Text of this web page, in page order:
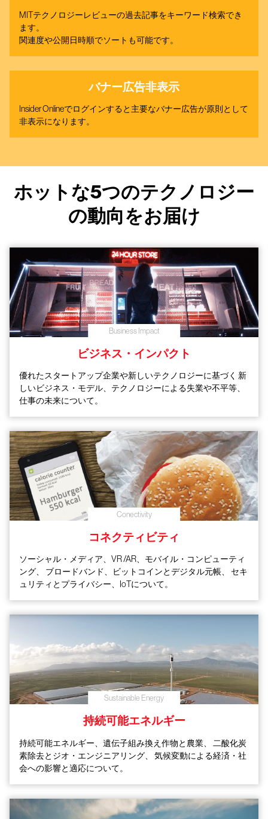
MITテクノロジーレビューの過去記事をキーワード検索でき
ます。
関連度や公開日時順でソートも可能です。
バナー広告非表示
Insider Onlineでログインすると主要なバナー広告が原則として
非表示になります。
ホットな5つのテクノロジー
の動向をお届け
Business Impact
ビジネス・インパクト
優れたスタートアップ企業や新しいテクノロジーに基づく 新
しいビジネス・モデル、テクノロジーによる失業や不平等、
仕事の未来について。
Conectivity
コネクティビティ
ソーシャル・メディア、VR /AR、モバイル・コンピューティ
ング、
ブロードバンド、ビットコインとデジタル元帳、
セキ
ュリティとプライバシー、IoTについて。
Sustainable Energy
持続可能エネルギー
持続可能エネルギー、遺伝子組み換え作物と農業、
二酸化炭
素除去とジオ・エンジニアリング、
気候変動による経済・社
会への影響と適応について。